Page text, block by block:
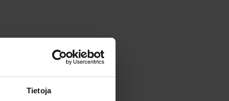
Tietoja